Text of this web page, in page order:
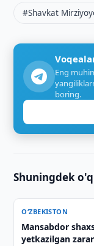
#Shavkat
Eng
boring.
Shuningdek
O‘ZBEKISTON
Mansabdor
yetkazilgan